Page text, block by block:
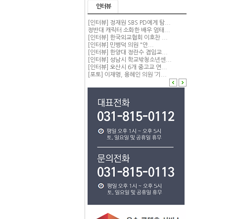
인터뷰
[인터뷰] 정재원 SBS PD에게 탐...
정반대 캐릭터 소화한 배우 엄태...
[인터뷰] 한국외교협회 이호찬 ...
[인터뷰] 민병덕 의원 "안...
[인터뷰] 한양대 정란수 겸임교...
[인터뷰] 성남시 학교밖청소년센...
[인터뷰] 오산시 6개 중고교 연...
[포토] 이재명, 용혜인 의원 ‘기...